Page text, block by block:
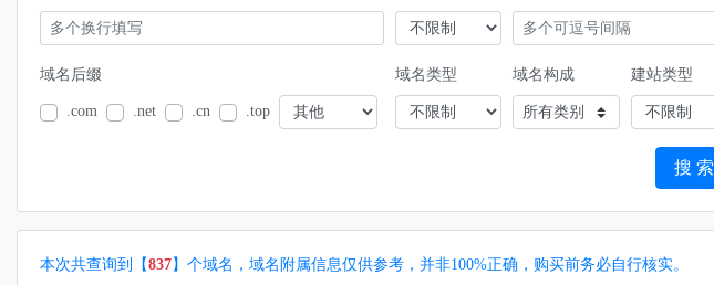
域名后缀
.com .net .cn .top
域名类型 域名构成
所有类别
建站类型
搜 索
本次共查询到【837】个域名，域名附属信息仅供参考，并非100%正确，购买前务必自行核实。